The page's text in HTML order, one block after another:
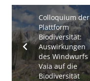
Colloquium der
Plattform
Biodiversität:
Auswirkungen
des Windwurfs
Vaia auf die
Biodiversität